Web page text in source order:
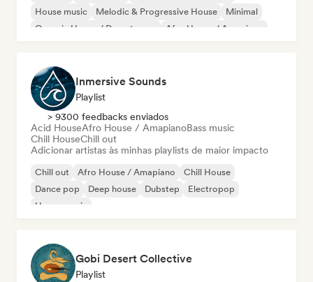
House music
Melodic & Progressive House
Minimal
Organic House / Downtempo
Afro House / Amapiano
Inmersive Sounds
Playlist
> 9300 feedbacks enviados
Acid HouseAfro House / AmapianoBass music
Chill HouseChill out
Adicionar artistas às minhas playlists de maior impacto
Chill out Afro House / Amapiano
Chill House
Dance pop
Deep house Dubstep
Electropop
House music
Gobi Desert Collective
Playlist